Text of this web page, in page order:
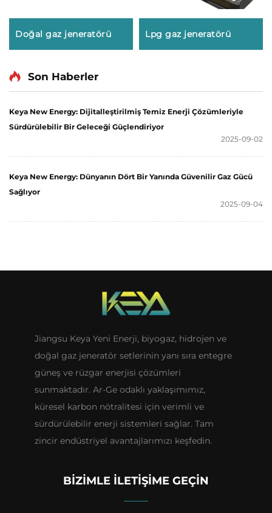
Doğal gaz jeneratörü Lpg gaz jeneratörü
Son Haberler
Keya New Energy: Dijitalleştirilmiş Temiz Enerji Çözümleriyle
Sürdürülebilir Bir Geleceği Güçlendiriyor
2025-09-02
Keya New Energy: Dünyanın Dört Bir Yanında Güvenilir Gaz Gücü
Sağlıyor
2025-09-04
Jiangsu Keya Yeni Enerji, biyogaz, hidrojen ve
doğal gaz jeneratör setlerinin yanı sıra entegre
güneş ve rüzgar enerjisi çözümleri
sunmaktadır. Ar-Ge odaklı yaklaşımımız,
küresel karbon nötralitesi için verimli ve
sürdürülebilir enerji sistemleri sağlar. Tam
zincir endüstriyel avantajlarımızı keşfedin.
BIZIMLE İLETIŞIME GEÇIN